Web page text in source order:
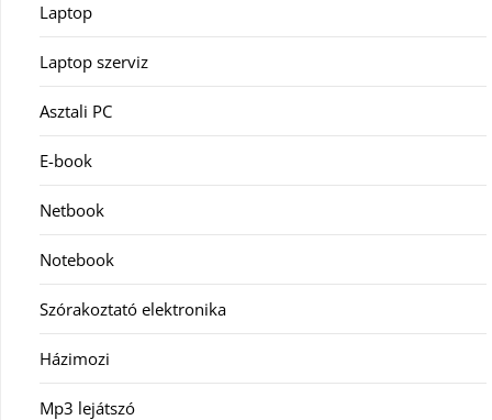
Laptop
Laptop szerviz
Asztali PC
E-book
Netbook
Notebook
Szórakoztató elektronika
Házimozi
Mp3 lejátszó